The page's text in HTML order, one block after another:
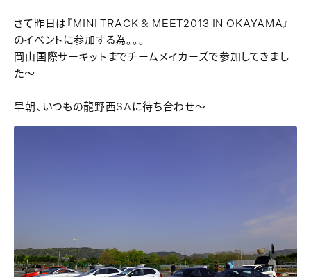
さて昨日は『MINI TRACK & MEET2013 IN OKAYAMA』
のイベントに参加する為。。。
岡山国際サーキットまでチームメイカーズで参加してきまし
た～
早朝、いつもの龍野西SAに待ち合わせ～